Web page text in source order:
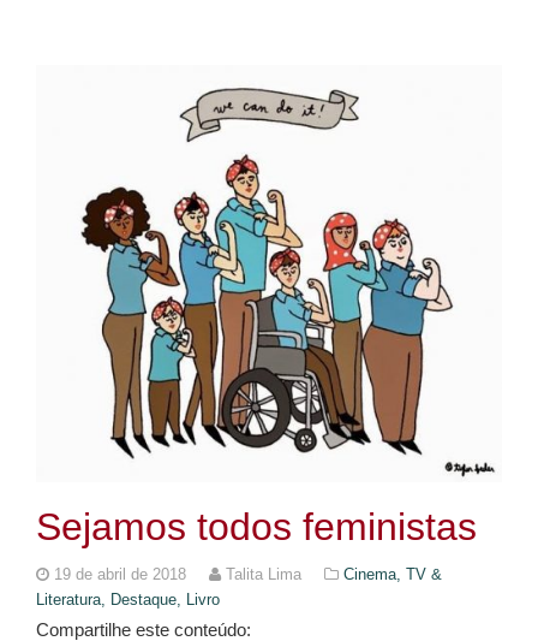
Sejamos todos feministas
19 de abril de 2018 Talita Lima
Cinema, TV &
Literatura, Destaque, Livro
Compartilhe este conteúdo: